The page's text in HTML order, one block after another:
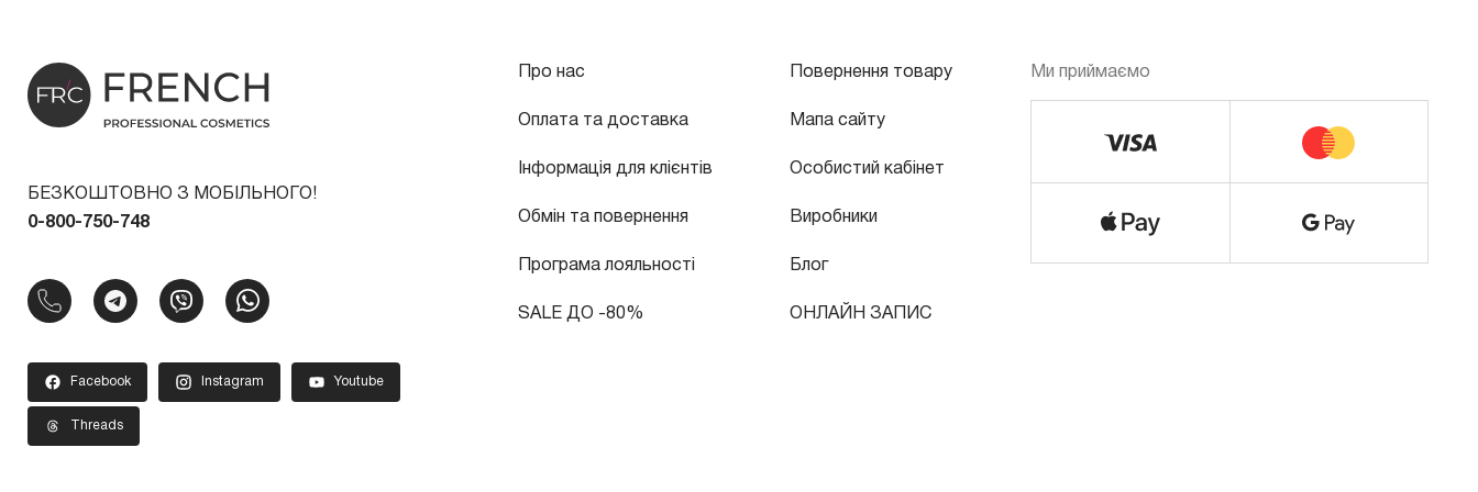
БЕЗКОШТОВНО З МОБІЛЬНОГО!
0-800-750-748
Facebook Instagram Youtube
Threads
Про нас
Оплата та доставка
Інформація для клієнтів
Обмін та повернення
Програма лояльності
SALE ДО -80%
Повернення товару
Мапа сайту
Особистий кабінет
Виробники
Блог
ОНЛАЙН ЗАПИС
Ми приймаємо